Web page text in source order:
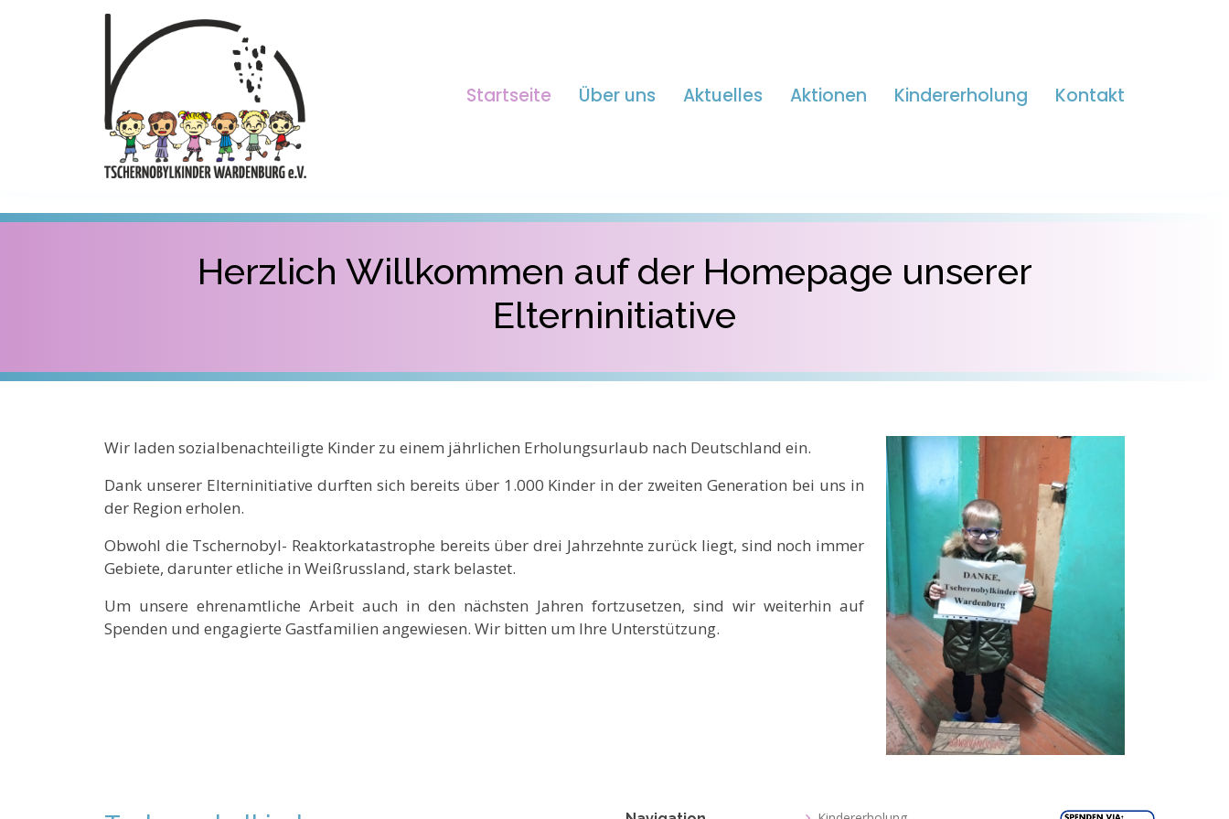
Startseite Über uns Aktuelles Aktionen Kindererholung Kontakt
Herzlich Willkommen auf der Homepage unserer
Elterninitiative
Wir laden sozialbenachteiligte Kinder zu einem jährlichen Erholungsurlaub nach Deutschland ein.
Dank unserer Elterninitiative durften sich bereits über 1.000 Kinder in der zweiten Generation bei uns in
der Region erholen.
Obwohl die Tschernobyl- Reaktorkatastrophe bereits über drei Jahrzehnte zurück liegt, sind noch immer
Gebiete, darunter etliche in Weißrussland, stark belastet.
Um unsere ehrenamtliche Arbeit auch in den nächsten Jahren fortzusetzen, sind wir weiterhin auf
Spenden und engagierte Gastfamilien angewiesen. Wir bitten um Ihre Unterstützung.